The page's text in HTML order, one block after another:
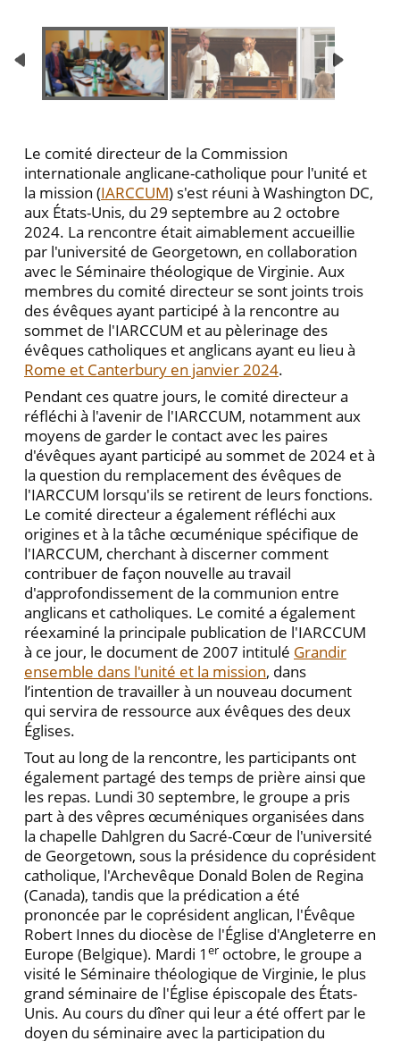
Le comité directeur de la Commission
internationale anglicane-catholique pour l'unité et
la mission (IARCCUM) s'est réuni à Washington DC,
aux États-Unis, du 29 septembre au 2 octobre
2024. La rencontre était aimablement accueillie
par l'université de Georgetown, en collaboration
avec le Séminaire théologique de Virginie. Aux
membres du comité directeur se sont joints trois
des évêques ayant participé à la rencontre au
sommet de l'IARCCUM et au pèlerinage des
évêques catholiques et anglicans ayant eu lieu à
Rome et Canterbury en janvier 2024.
Pendant ces quatre jours, le comité directeur a
réfléchi à l'avenir de l'IARCCUM, notamment aux
moyens de garder le contact avec les paires
d'évêques ayant participé au sommet de 2024 et à
la question du remplacement des évêques de
l'IARCCUM lorsqu'ils se retirent de leurs fonctions.
Le comité directeur a également réfléchi aux
origines et à la tâche œcuménique spécifique de
l'IARCCUM, cherchant à discerner comment
contribuer de façon nouvelle au travail
d'approfondissement de la communion entre
anglicans et catholiques. Le comité a également
réexaminé la principale publication de l'IARCCUM
à ce jour, le document de 2007 intitulé Grandir
ensemble dans l'unité et la mission, dans
l’intention de travailler à un nouveau document
qui servira de ressource aux évêques des deux
Églises.
Tout au long de la rencontre, les participants ont
également partagé des temps de prière ainsi que
les repas. Lundi 30 septembre, le groupe a pris
part à des vêpres œcuméniques organisées dans
la chapelle Dahlgren du Sacré-Cœur de l'université
de Georgetown, sous la présidence du coprésident
catholique, l'Archevêque Donald Bolen de Regina
(Canada), tandis que la prédication a été
prononcée par le coprésident anglican, l'Évêque
Robert Innes du diocèse de l'Église d'Angleterre en
Europe (Belgique). Mardi 1 er octobre, le groupe a
visité le Séminaire théologique de Virginie, le plus
grand séminaire de l'Église épiscopale des États-
Unis. Au cours du dîner qui leur a été offert par le
doyen du séminaire avec la participation du